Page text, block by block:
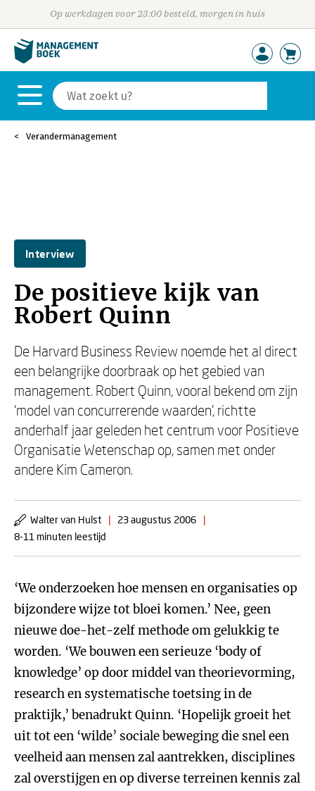
Op werkdagen voor 23:00 besteld, morgen in huis
Verandermanagement
Interview
De positieve kijk van
Robert Quinn
De Harvard Business Review noemde het al direct
een belangrijke doorbraak op het gebied van
management. Robert Quinn, vooral bekend om zijn
‘model van concurrerende waarden’, richtte
anderhalf jaar geleden het centrum voor Positieve
Organisatie Wetenschap op, samen met onder
andere Kim Cameron.
Walter van Hulst | 23 augustus 2006
|
8-11 minuten leestijd
‘We onderzoeken hoe mensen en organisaties op
bijzondere wijze tot bloei komen.’ Nee, geen
nieuwe doe-het-zelf methode om gelukkig te
worden. ‘We bouwen een serieuze ‘body of
knowledge’ op door middel van theorievorming,
research en systematische toetsing in de
praktijk,’ benadrukt Quinn. ‘Hopelijk groeit het
uit tot een ‘wilde’ sociale beweging die snel een
veelheid aan mensen zal aantrekken, disciplines
zal overstijgen en op diverse terreinen kennis zal